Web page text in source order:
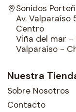
Sonidos
Av. Valparaíso
Centro
Viña del mar -
Valparaíso -
Nuestra
Sobre Nosotros
Contacto